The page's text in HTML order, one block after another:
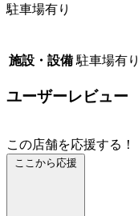
駐車場有り
施設・設備 駐車場有り
ユーザーレビュー
この店舗を応援する！
ここから応援